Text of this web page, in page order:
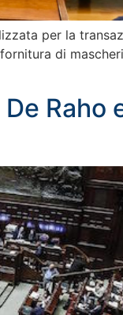
per la
di
Raho